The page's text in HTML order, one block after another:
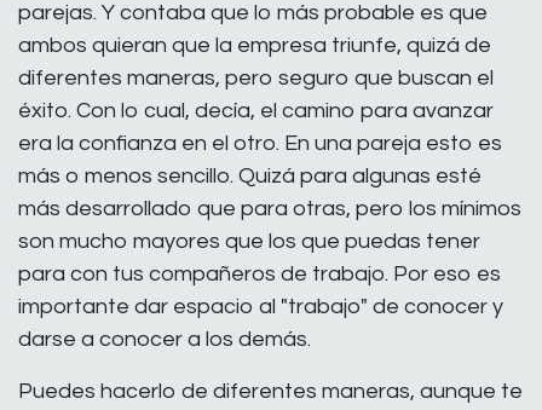
parejas. Y contaba que lo más probable es que
ambos quieran que la empresa triunfe, quizá de
diferentes maneras, pero seguro que buscan el
éxito. Con lo cual, decía, el camino para avanzar
era la confianza en el otro. En una pareja esto es
más o menos sencillo. Quizá para algunas esté
más desarrollado que para otras, pero los mínimos
son mucho mayores que los que puedas tener
para con tus compañeros de trabajo. Por eso es
importante dar espacio al "trabajo" de conocer y
darse a conocer a los demás.
Puedes hacerlo de diferentes maneras, aunque te